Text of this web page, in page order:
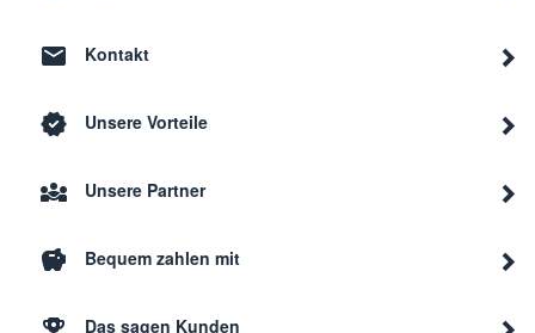
Kontakt
Unsere Vorteile
Unsere Partner
Bequem zahlen mit
Das sagen Kunden